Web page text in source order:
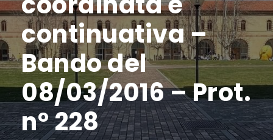
continuativa –
Bando del
08/03/2016 – Prot.
n° 228